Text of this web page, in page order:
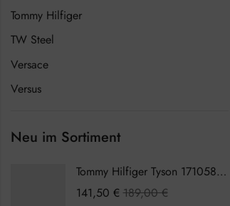
Tommy Hilfiger
TW Steel
Versace
Versus
Neu im Sortiment
Tommy Hilfiger Tyson 1710589 Herrenuhr
141,50 € 189,00€